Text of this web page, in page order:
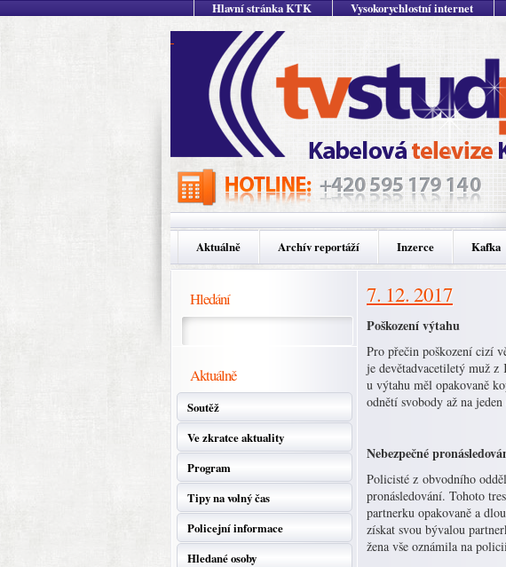
Hlavní stránka KTK Vysokorychlostní internet
Aktuálně Archív reportáží Inzerce Kafka
Hledání
Aktuálně
Soutěž
Ve zkratce aktuality
Program
Tipy na volný čas
Policejní informace
Hledané osoby
7. 12. 2017
Poškození výtahu
Pro přečin poškození cizí
je devětadvacetiletý muž
u výtahu měl opakovaně
odnětí svobody až na
Nebezpečné
Policisté z obvodního
pronásledování. Tohoto
partnerku opakovaně a
získat svou bývalou
žena vše oznámila na